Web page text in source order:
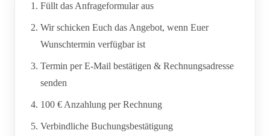
Füllt das Anfrageformular aus
Wir schicken Euch das Angebot, wenn Euer
Wunschtermin verfügbar ist
Termin per E-Mail bestätigen & Rechnungsadresse
senden
100 € Anzahlung per Rechnung
Verbindliche Buchungsbestätigung